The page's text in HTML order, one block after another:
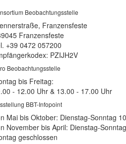
Beobachtungsstelle
Franzensfeste
Franzensfeste
+39 0472 057200
PZIJH2V
Beobachtungsstelle
bis Freitag:
- 12.00 Uhr & 13.00 - 17.00 Uhr
BBT-Infopoint
Mai bis Oktober: Dienstag-Sonntag
November bis April: Dienstag-
geschlossen